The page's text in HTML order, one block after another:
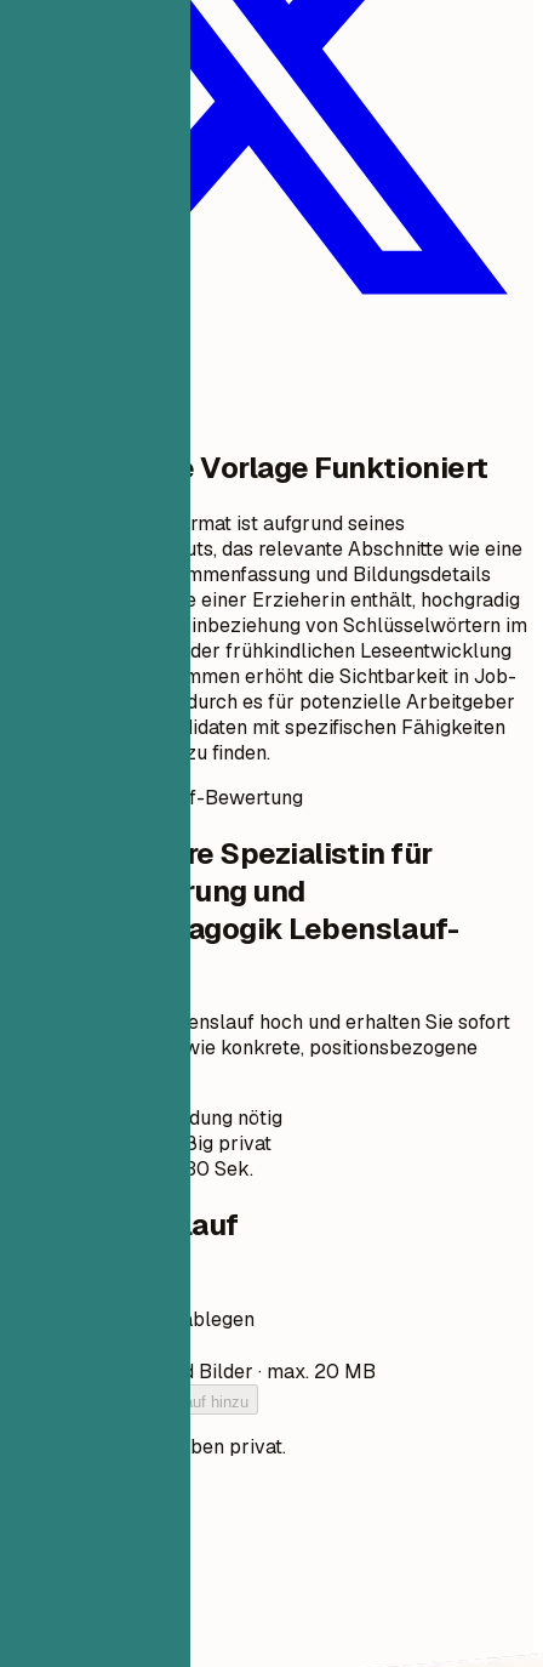
Warum Diese Vorlage Funktioniert
Dieses Lebenslaufformat ist aufgrund seines
strukturierten Layouts, das relevante Abschnitte wie eine
professionelle Zusammenfassung und Bildungsdetails
speziell für die Rolle einer Erzieherin enthält, hochgradig
ATS-optimiert. Die Einbeziehung von Schlüsselwörtern im
Zusammenhang mit der frühkindlichen Leseentwicklung
und Bildungsprogrammen erhöht die Sichtbarkeit in Job-
Suchmaschinen, wodurch es für potenzielle Arbeitgeber
einfacher wird, Kandidaten mit spezifischen Fähigkeiten
und Qualifikationen zu finden.
Sofortige Lebenslauf-Bewertung
Prüfen Sie Ihre Spezialistin für
Sprachförderung und
Vorschulpädagogik Lebenslauf-
Laden Sie Ihren Lebenslauf hoch und erhalten Sie sofort
einen ATS-Score sowie konkrete, positionsbezogene
Keine Anmeldung nötig
Standardmäßig privat
Meist unter 30 Sek.
Dein Lebenslauf
Lebenslauf hier ablegen
PDF, DOCX, TXT und Bilder · max. 20 MB
Füge deinen Lebenslauf hinzu
Deine Dateien bleiben privat.